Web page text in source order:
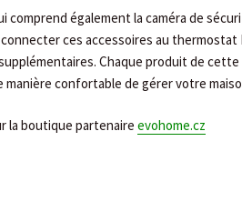
également la caméra de
ces accessoires au thermostat
Chaque produit de
confortable de gérer votre
la boutique partenaire evohome.cz